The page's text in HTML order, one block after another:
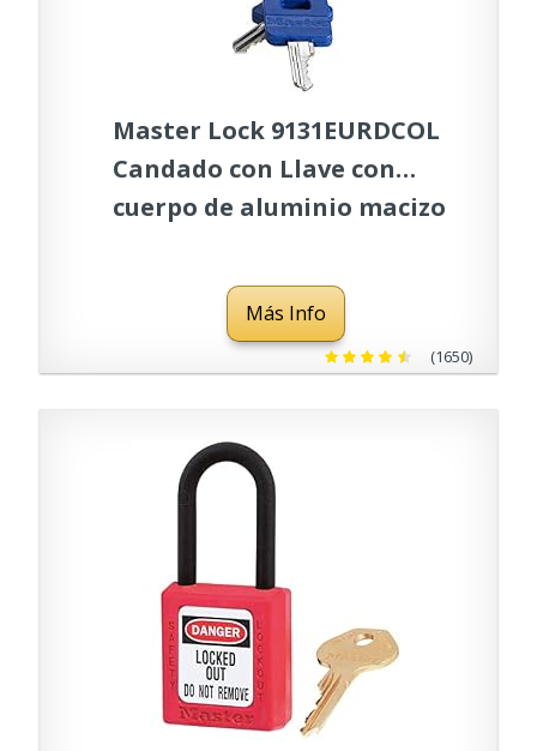
Master Lock 9131EURDCOL
Candado con Llave con
cuerpo de aluminio macizo
Más Info
(1650)